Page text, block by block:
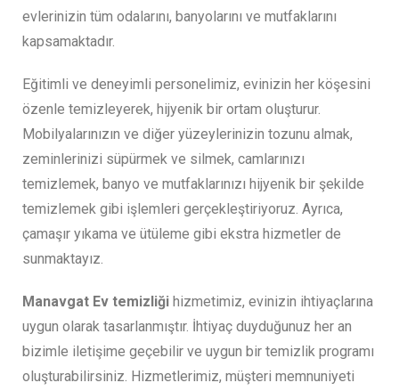
evlerinizin tüm odalarını, banyolarını ve mutfaklarını
kapsamaktadır.
Eğitimli ve deneyimli personelimiz, evinizin her köşesini
özenle temizleyerek, hijyenik bir ortam oluşturur.
Mobilyalarınızın ve diğer yüzeylerinizin tozunu almak,
zeminlerinizi süpürmek ve silmek, camlarınızı
temizlemek, banyo ve mutfaklarınızı hijyenik bir şekilde
temizlemek gibi işlemleri gerçekleştiriyoruz. Ayrıca,
çamaşır yıkama ve ütüleme gibi ekstra hizmetler de
sunmaktayız.
Manavgat Ev temizliği hizmetimiz, evinizin ihtiyaçlarına
uygun olarak tasarlanmıştır. İhtiyaç duyduğunuz her an
bizimle iletişime geçebilir ve uygun bir temizlik programı
oluşturabilirsiniz. Hizmetlerimiz, müşteri memnuniyeti